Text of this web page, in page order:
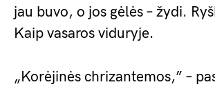
jau buvo, o jos gėlės – žydi.
Kaip vasaros viduryje.
„Korėjinės chrizantemos,” –